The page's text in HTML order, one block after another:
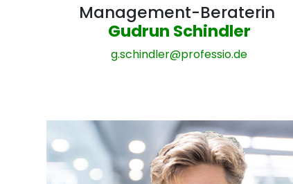
Management-Beraterin
Gudrun Schindler
g.schindler@professio.de